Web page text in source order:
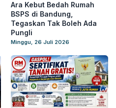
Ara Kebut Bedah Rumah
BSPS di Bandung,
Tegaskan Tak Boleh Ada
Pungli
Minggu, 26 Juli 2026